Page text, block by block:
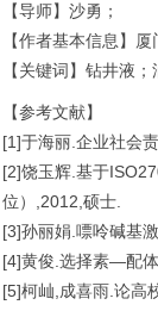
【导师】沙勇；
【作者基本信息】
【关键词】钻井液
【参考文献】
[1]于海丽.企业社会
[2]饶玉辉.基于
位）,2012,硕士.
[3]孙丽娟.嘌呤碱基
[4]黄俊.选择素—配
[5]柯屾,成喜雨.论高